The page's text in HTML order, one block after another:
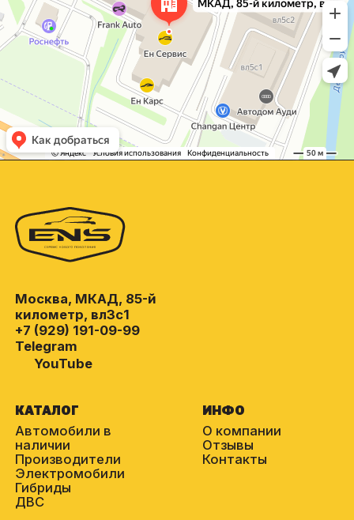
Москва, МКАД, 85-й
километр, вл3с1
+7 (929) 191-09-99
Telegram
YouTube
КАТАЛОГ
Автомобили в
наличии
Производители
Электромобили
Гибриды
ДВС
ИНФО
О компании
Отзывы
Контакты